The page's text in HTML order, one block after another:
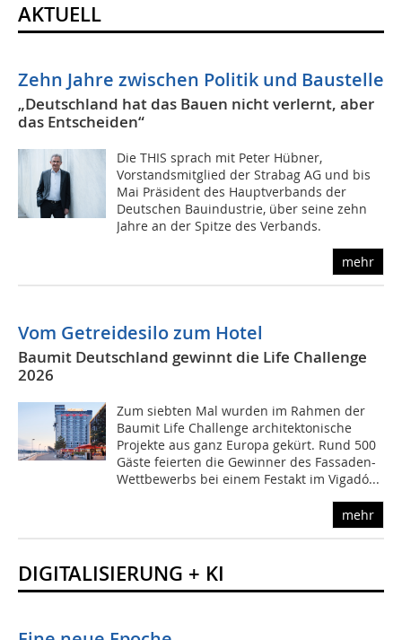
AKTUELL
Zehn Jahre zwischen Politik und Baustelle
„Deutschland hat das Bauen nicht verlernt, aber
das Entscheiden“
Die THIS sprach mit Peter Hübner,
Vorstandsmitglied der Strabag AG und bis
Mai Präsident des Hauptverbands der
Deutschen Bauindustrie, über seine zehn
Jahre an der Spitze des Verbands.
mehr
Vom Getreidesilo zum Hotel
Baumit Deutschland gewinnt die Life Challenge
2026
Zum siebten Mal wurden im Rahmen der
Baumit Life Challenge architektonische
Projekte aus ganz Europa gekürt. Rund 500
Gäste feierten die Gewinner des Fassaden-
Wettbewerbs bei einem Festakt im Vigadó...
mehr
DIGITALISIERUNG + KI